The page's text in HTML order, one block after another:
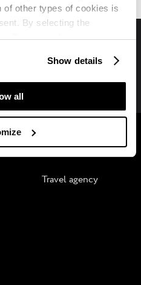
of other types of cookies is
By selecting the
will appear where you can
your data. You can
in your browser at any
Show details
all
B2B
Partners
Travel agency